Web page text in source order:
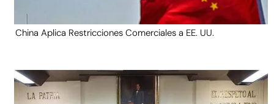
China Aplica Restricciones Comerciales a EE. UU.